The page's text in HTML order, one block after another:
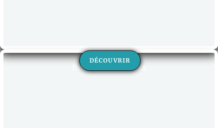
Brûleurs & plateaux
DÉCOUVRIR